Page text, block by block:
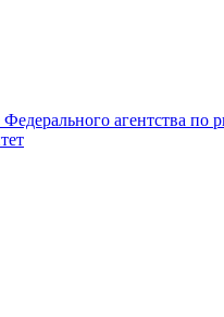
агентства по